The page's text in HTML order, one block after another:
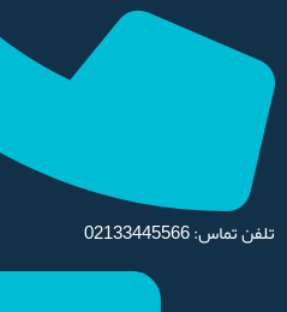
تلفن تماس: 02133445566